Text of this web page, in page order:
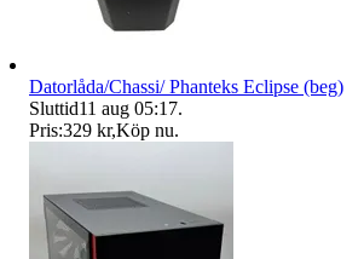
Datorlåda/Chassi/ Phanteks Eclipse (beg)
Sluttid11 aug 05:17.
Pris:329 kr,Köp nu.